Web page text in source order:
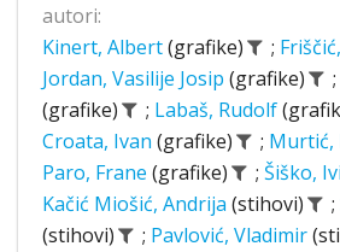
autori:
Kinert, Albert(grafike) ;
Jordan, Vasilije Josip (grafike) ;
(grafike)
; Labaš, Rudolf
Croata, Ivan (grafike) ; Murtić,
Paro, Frane (grafike) ; Šiško,
Kačić Miošić, Andrija (stihovi) ;
(stihovi)
; Pavlović, Vladimir